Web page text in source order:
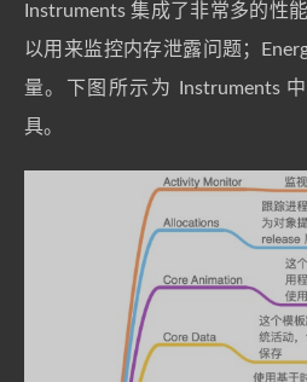
Instruments 集成了非常多的性
以用来监控内存泄露问题；
量。下图所示为 Instruments
具。